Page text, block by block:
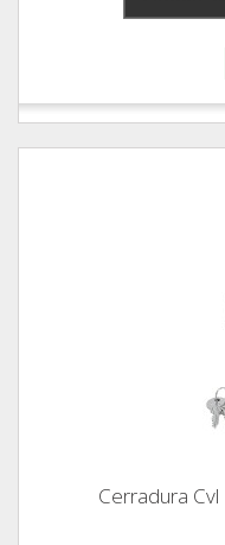
Cerradura Cvl